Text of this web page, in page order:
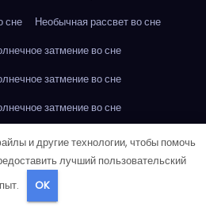
сне
Необычная рассвет во сне
затмение во сне
затмение во сне
затмение во сне
затмение во сне
затмение во сне
затмение во сне
и другие технологии, чтобы помочь
лучший пользовательский
OK